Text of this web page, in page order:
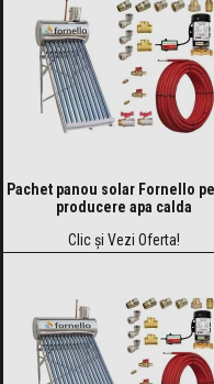
Pachet panou solar Fornello
producere apa calda
Clic și Vezi Oferta!